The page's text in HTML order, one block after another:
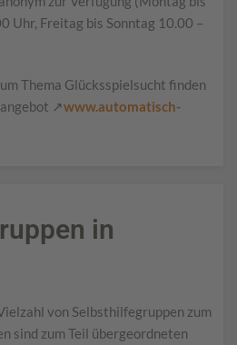
Uhr, Freitag bis Sonntag 10.00 –
Thema Glücksspielsucht finden
↗www.automatisch-
in
von Selbsthilfegruppen zum
sind zum Teil übergeordneten